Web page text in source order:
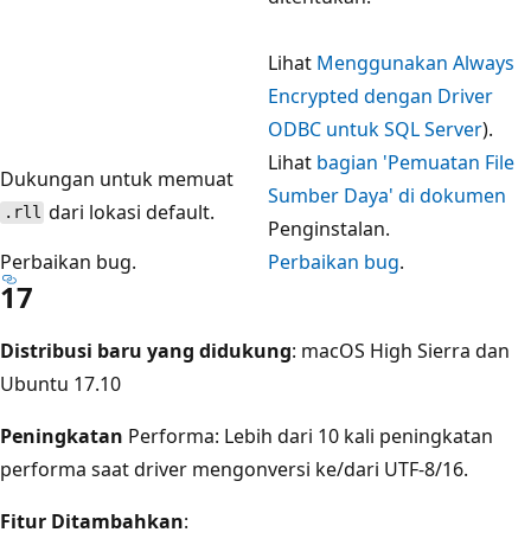
Lihat Menggunakan Always
Encrypted dengan Driver
ODBC untuk SQL Server).
Dukungan untuk memuat
.rll dari lokasi default.
Lihat bagian 'Pemuatan File
Sumber Daya' di dokumen
Penginstalan.
Perbaikan bug.
Perbaikan bug.
17
Distribusi baru yang didukung: macOS High Sierra dan
Ubuntu 17.10
Peningkatan Performa: Lebih dari 10 kali peningkatan
performa saat driver mengonversi ke/dari UTF-8/16.
Fitur Ditambahkan: